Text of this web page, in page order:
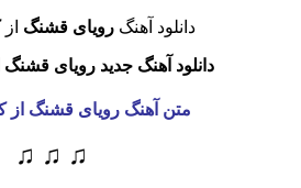
دانلود آهنگرویای قشنگاز
دانلود آهنگ جدید رویای قشنگ
متن آهنگ رویای قشنگاز
♫ ♫ ♫